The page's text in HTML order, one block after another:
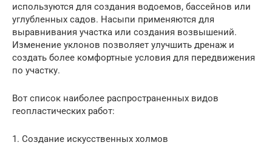
используются для создания водоемов, бассейнов или
углубленных садов. Насыпи применяются для
выравнивания участка или создания возвышений.
Изменение уклонов позволяет улучшить дренаж и
создать более комфортные условия для передвижения
по участку.
Вот список наиболее распространенных видов
геопластических работ:
1. Создание искусственных холмов